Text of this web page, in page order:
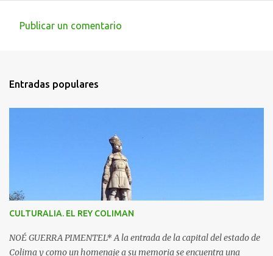
e
n
o
s
Publicar un comentario
Entradas populares
CULTURALIA. EL REY COLIMAN
NOÉ GUERRA PIMENTEL* A la entrada de la capital del estado de
Colima y como un homenaje a su memoria se encuentra una